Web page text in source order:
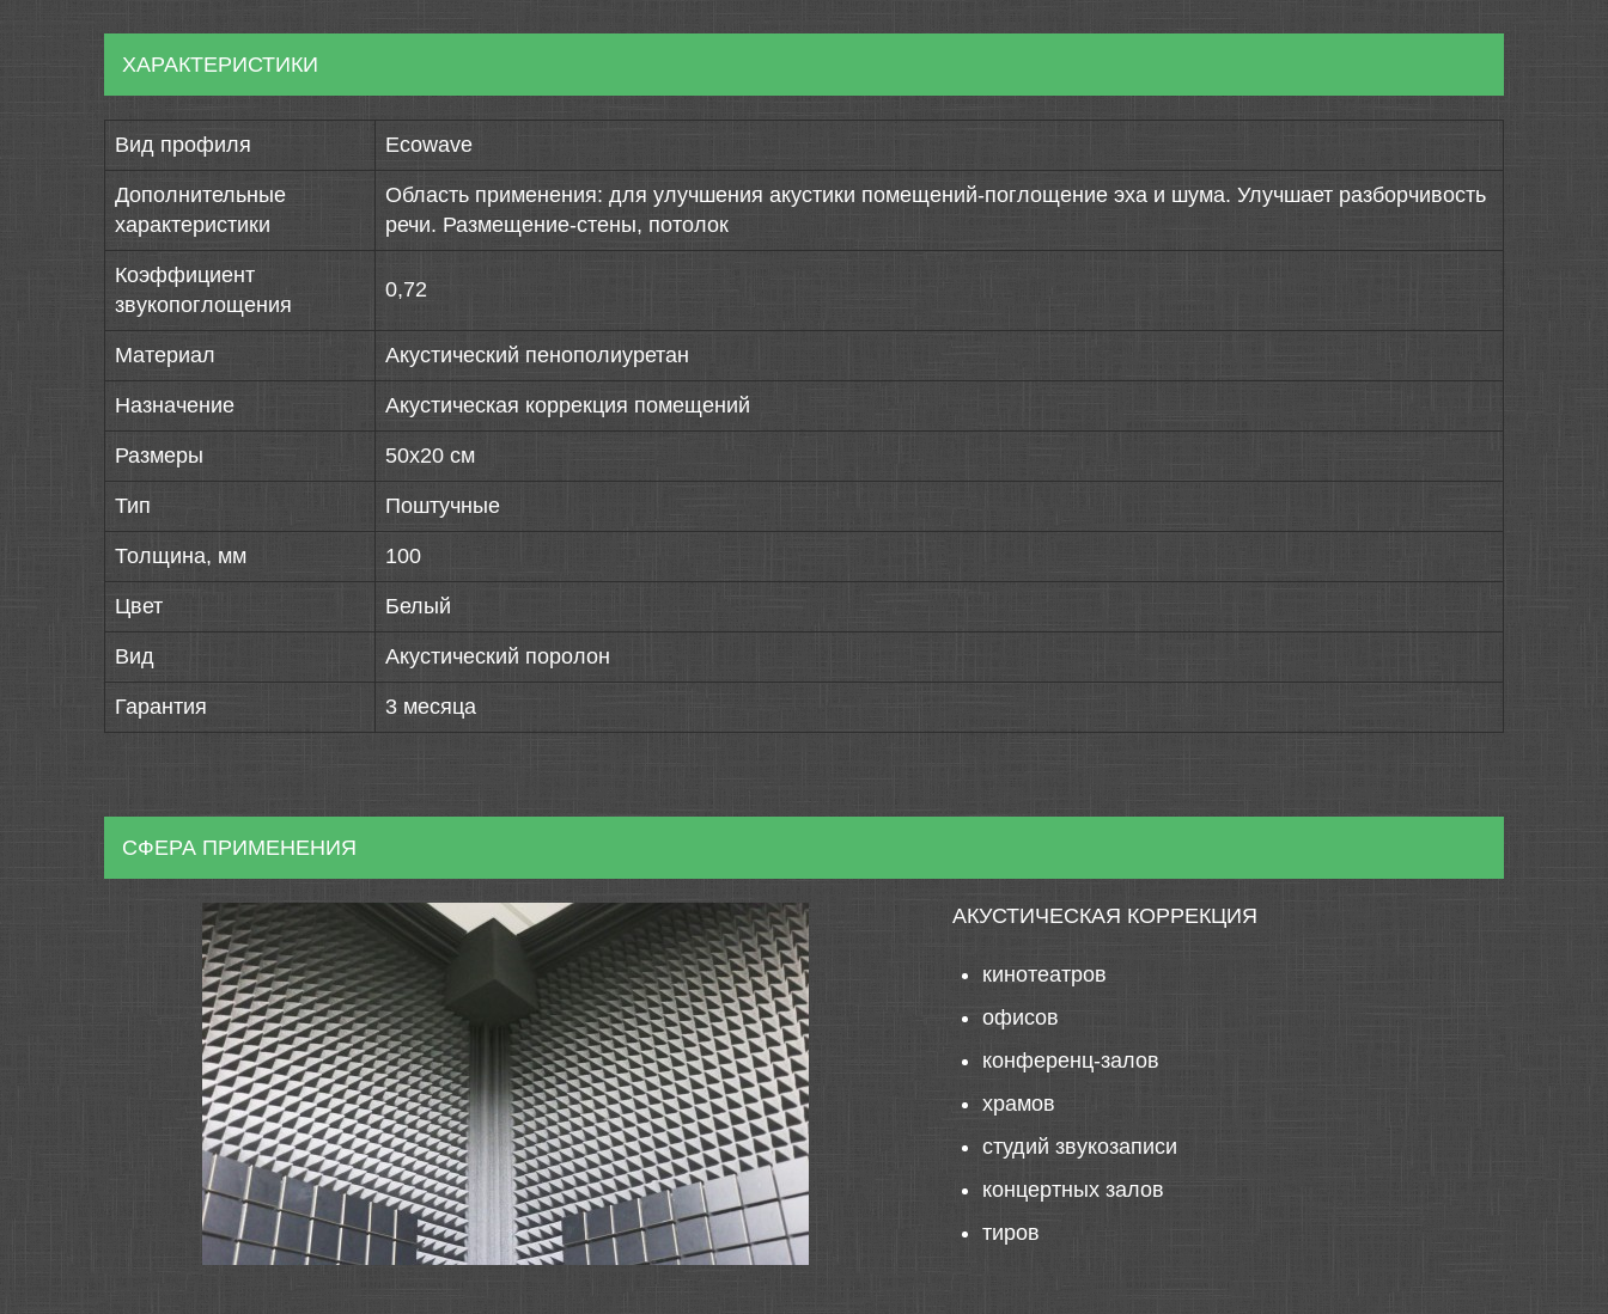
ХАРАКТЕРИСТИКИ
Вид профиля Ecowave
Дополнительные
характеристики
Область применения: для улучшения акустики помещений-поглощение эха и шума. Улучшает разборчивость
речи. Размещение-стены, потолок
Коэффициент
звукопоглощения
0,72
Материал Акустический пенополиуретан
Назначение Акустическая коррекция помещений
Размеры 50х20 см
Тип Поштучные
Толщина, мм 100
Цвет Белый
Вид Акустический поролон
Гарантия 3 месяца
СФЕРА ПРИМЕНЕНИЯ
АКУСТИЧЕСКАЯ КОРРЕКЦИЯ
кинотеатров
офисов
конференц-залов
храмов
студий звукозаписи
концертных залов
тиров